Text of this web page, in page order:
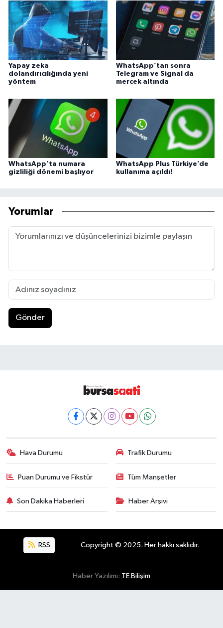
Yapay zeka
dolandırıcılığında yeni
yöntem
WhatsApp’tan sonra
Telegram ve Signal da
mercek altında
WhatsApp’ta numara
gizliliği dönemi başlıyor
WhatsApp Plus Türkiye’de
kullanıma açıldı!
Yorumlar
Gönder
Hava Durumu Trafik Durumu
Puan Durumu ve Fikstür Tüm Manşetler
Son Dakika Haberleri Haber Arşivi
RSS Copyright © 2025. Her hakkı saklıdır.
Haber Yazılımı: TE Bilişim